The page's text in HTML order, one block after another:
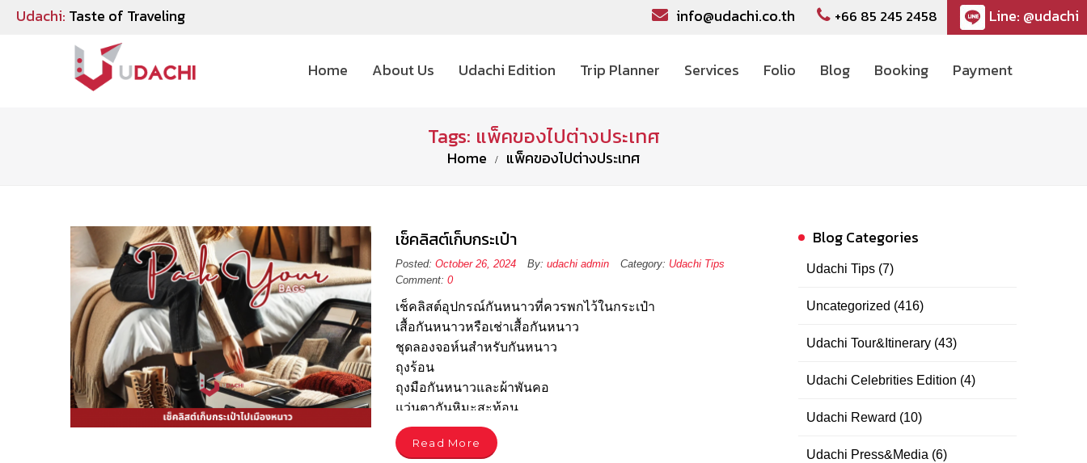
Udachi: Taste of Traveling info@udachi.co.th +66 85 245 2458 Line: @udachi
Home About Us Udachi Edition Trip Planner Services Folio Blog Booking Payment
Tags: แพ็คของไปต่างประเทศ
Home แพ็คของไปต่างประเทศ
เช็คลิสต์เก็บกระเป๋า
Posted: October 26, 2024 By: udachi admin Category: Udachi Tips
Comment: 0
เช็คลิสต์อุปกรณ์กันหนาวที่ควรพกไว้ในกระเป๋า
เสื้อกันหนาวหรือเช่าเสื้อกันหนาว
ชุดลองจอห์นสำหรับกันหนาว
ถุงร้อน
ถุงมือกันหนาวและผ้าพันคอ
แว่นตากันหิมะสะท้อน
กระเป๋าเดินทางที่แข็งแรง
ครีมบำรุงผิว ลิปบาล์ม
Read More
Blog Categories
Udachi Tips (7)
Uncategorized (416)
Udachi Tour&Itinerary (43)
Udachi Celebrities Edition (4)
Udachi Reward (10)
Udachi Press&Media (6)